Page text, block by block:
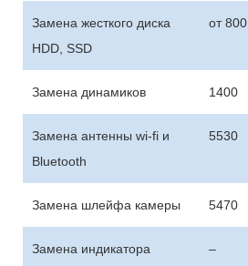
Замена жесткого диска
HDD, SSD
от 800
Замена динамиков 1400
Замена антенны wi-fi и
Bluetooth
5530
Замена шлейфа камеры 5470
Замена индикатора
–